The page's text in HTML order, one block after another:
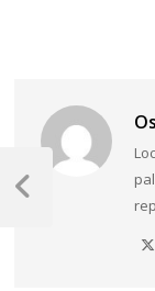
Navegação
de
Post